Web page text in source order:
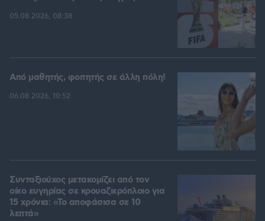
05.08.2026, 08:38
Από μαθητής, φοιτητής σε άλλη πόλη!
06.08.2026, 10:52
Συνταξιούχος μετακομίζει από τον
οίκο ευγηρίας σε κρουαζιερόπλοιο για
15 χρόνια: «Το αποφάσισα σε 10
λεπτά»